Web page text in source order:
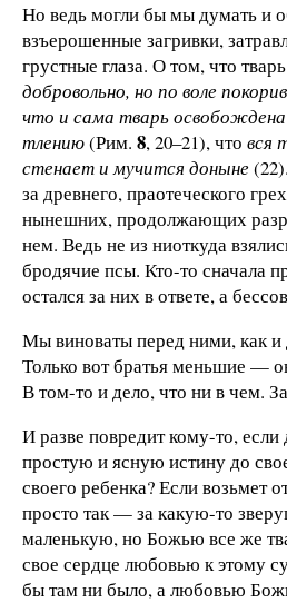
Но ведь могли бы мы думать и
взъерошенные загривки,
грустные глаза. О том, что тварь
добровольно, но по воле
что и сама тварь
тлению(Рим. 8, 20–21), что вся
стенает и мучится доныне
за древнего, праотеческого
нынешних, продолжающих
нем. Ведь не из ниоткуда
бродячие псы. Кто-то сначала
остался за них в ответе, а
Мы виноваты перед ними, как и
Только вот братья меньшие —
В том-то и дело, что ни в чем.
И разве повредит кому-то, если
простую и ясную истину до
своего ребенка? Если возьмет
просто так — за какую-то
маленькую, но Божью все же
свое сердце любовью к этому
бы там ни было, а любовью